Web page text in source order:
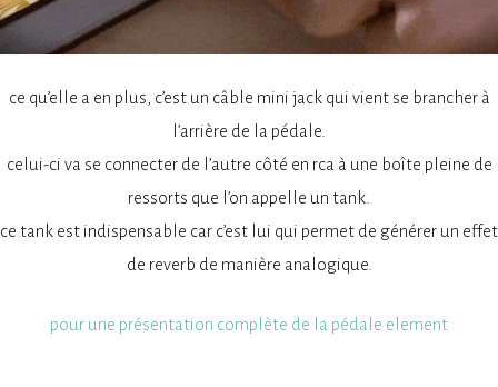
ce qu’elle a en plus, c’est un câble mini jack qui vient se brancher à
l’arrière de la pédale.
celui-ci va se connecter de l’autre côté en rca à une boîte pleine de
ressorts que l’on appelle un tank.
ce tank est indispensable car c’est lui qui permet de générer un effet
de reverb de manière analogique.
pour une présentation complète de la pédale element